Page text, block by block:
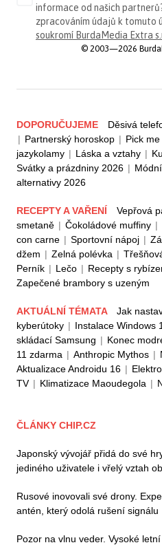
informace od našich
zpracováním údajů k tomuto
soukromí BurdaMedia Extra
© 2003—2026
DOPORUČUJEME Děsivá
| Partnerský horoskop | Pick
jazykolamy | Láska a vztahy |
Svátky a prázdniny 2026 |
alternativy 2026
RECEPTY A VAŘENÍ Vepřová
smetaně | Čokoládové muffiny |
con carne | Sportovní nápoj |
džem | Zelná polévka |
Perník | Lečo | Recepty s
Zapečené brambory s uzeným
AKTUÁLNÍ TÉMATA Jak
kyberútoky | Instalace Windows
skládací Samsung | Konec
11 zdarma | Anthropic Mythos |
Aktualizace Androidu 16 |
TV | Klimatizace Maoudegola |
ČLÁNKY CHIP.CZ
Japonský vývojář přidá do své
jediného uživatele i vřelý vztah
Rusové inovovali své drony.
antén, který odolá rušení signálu
Pozor na vlnu veder. Vysoké